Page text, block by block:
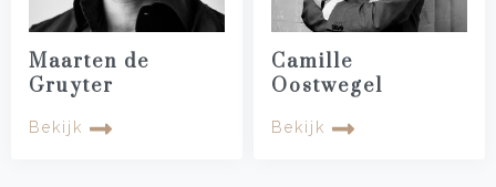
Maarten de
Gruyter
Bekijk
Camille
Oostwegel
Bekijk